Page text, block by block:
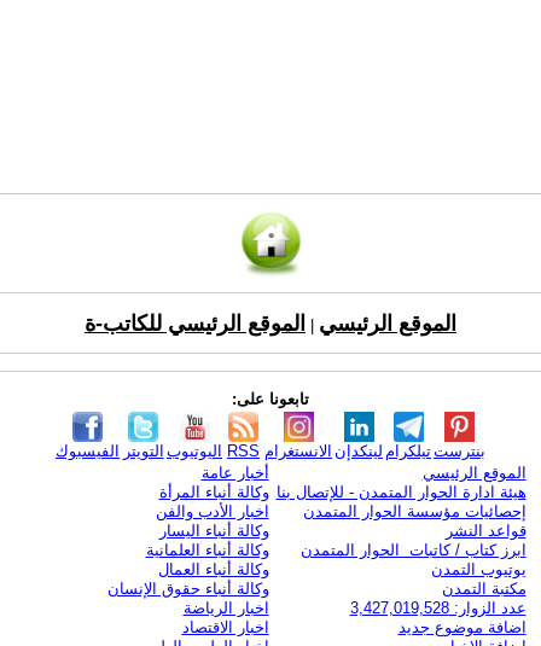
الموقع الرئيسي الموقع الرئيسي للكاتب-ة
تابعونا على:
الفيسبوك التويتر اليوتيوب RSS الانستغرام لينكدإن تيلكرامبنترست
الموقع الرئيسي
هيئة ادارة الحوار المتمدن - للإتصال بنا
إحصائيات مؤسسة الحوار المتمدن
قواعد النشر
ابرز كتاب / كاتبات الحوار المتمدن
يوتيوب التمدن
مكتبة التمدن
عدد الزوار: 3,427,019,528
اضافة موضوع جديد
أخبار عامة
وكالة أنباء المرأة
اخبار الأدب والفن
وكالة أنباء اليسار
وكالة أنباء العلمانية
وكالة أنباء العمال
وكالة أنباء حقوق الإنسان
اخبار الرياضة
اخبار الاقتصاد